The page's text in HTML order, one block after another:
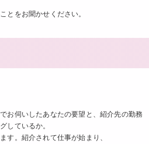
とをお聞かせください。
お伺いしたあなたの要望と、紹介先の勤務
しているか。
す。紹介されて仕事が始まり、